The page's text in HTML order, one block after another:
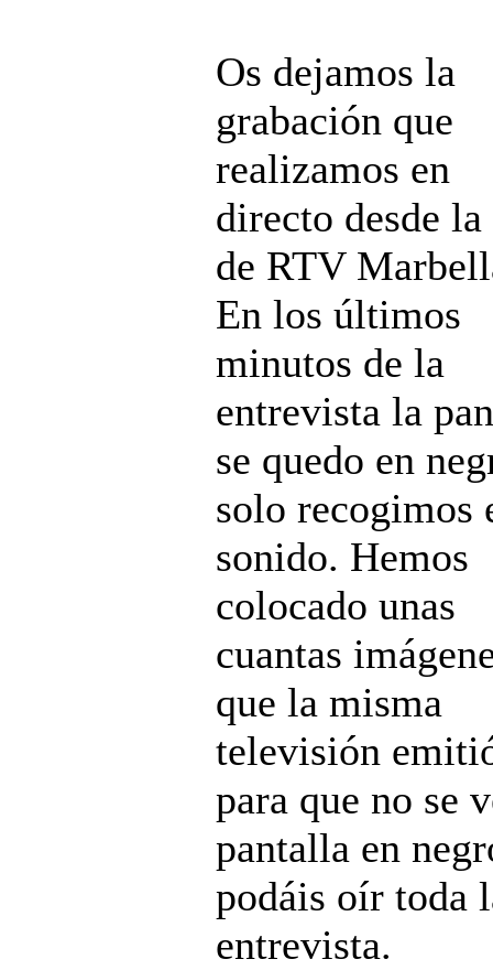
Os dejamos la
grabación que
realizamos en
directo desde la
de RTV
En los últimos
minutos de la
entrevista la
se quedo en
solo recogimos
sonido. Hemos
colocado unas
cuantas
que la misma
televisión
para que no se
pantalla en
podáis oír toda
entrevista.